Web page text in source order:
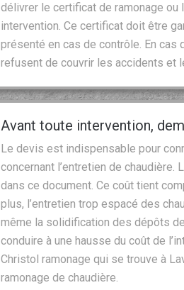
délivrer le certificat de ramonage ou
intervention. Ce certificat doit être
présenté en cas de contrôle. En
refusent de couvrir les accidents et
Avant toute intervention,
Le devis est indispensable pour
concernant l’entretien de chaudière.
dans ce document. Ce coût tient
plus, l’entretien trop espacé des
même la solidification des dépôts
conduire à une hausse du coût de
Christol ramonage qui se trouve à
ramonage de chaudière.